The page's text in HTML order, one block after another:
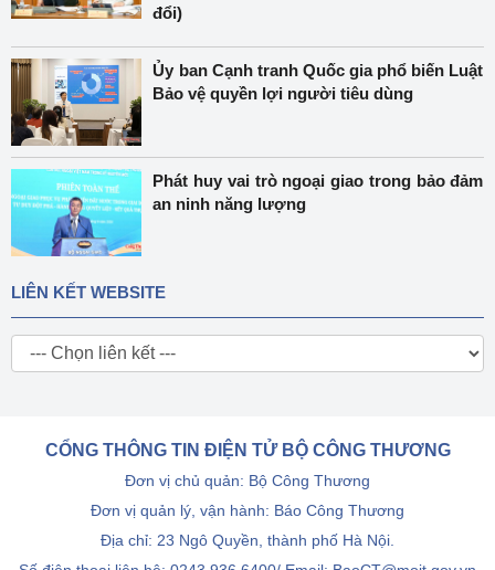
đổi)
Ủy ban Cạnh tranh Quốc gia phổ biến Luật
Bảo vệ quyền lợi người tiêu dùng
Phát huy vai trò ngoại giao trong bảo đảm
an ninh năng lượng
LIÊN KẾT WEBSITE
CỔNG THÔNG TIN ĐIỆN TỬ BỘ CÔNG THƯƠNG
Đơn vị chủ quản: Bộ Công Thương
Đơn vị quản lý, vận hành: Báo Công Thương
Địa chỉ: 23 Ngô Quyền, thành phố Hà Nội.